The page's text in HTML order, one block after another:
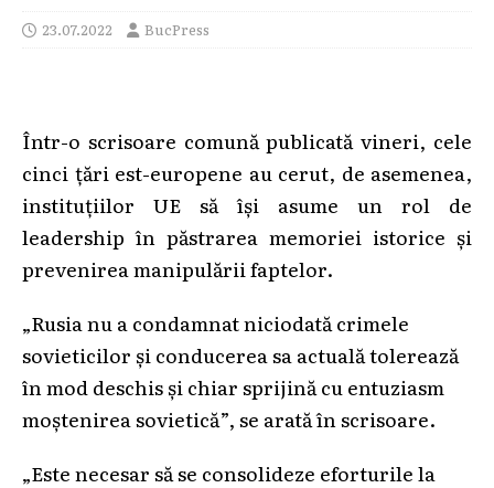
23.07.2022 BucPress
Într-o scrisoare comună publicată vineri, cele
cinci ţări est-europene au cerut, de asemenea,
instituţiilor UE să îşi asume un rol de
leadership în păstrarea memoriei istorice şi
prevenirea manipulării faptelor.
„Rusia nu a condamnat niciodată crimele
sovieticilor şi conducerea sa actuală tolerează
în mod deschis şi chiar sprijină cu entuziasm
moştenirea sovietică”, se arată în scrisoare.
„Este necesar să se consolideze eforturile la